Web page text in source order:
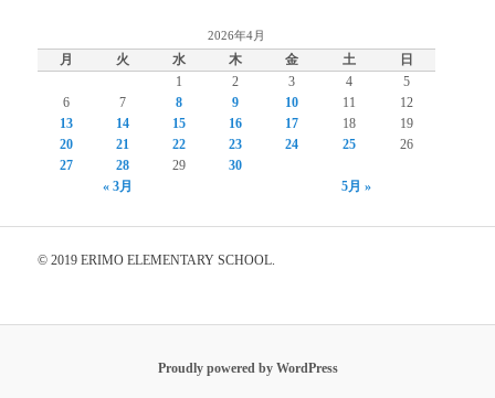
2026年4月
月 火 水 木 金 土
日
1
2 3 4
5
6
7 8 9 10 11
12
13
14 15 16 17 18
19
20
21 22 23 24 25
26
27
28 29
30
« 3月
5月 »
© 2019 ERIMO ELEMENTARY SCHOOL.
Proudly powered by WordPress